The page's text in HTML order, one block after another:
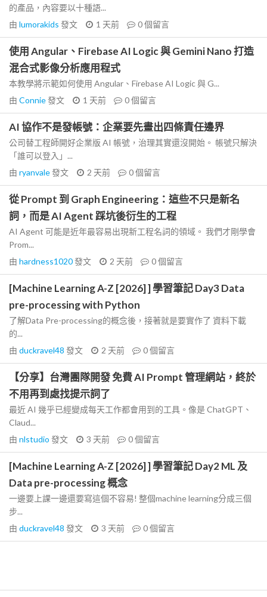
的產品，內容要以十種語...
由 lumorakids 發文 1 天前 0個留言
使用 Angular、Firebase AI Logic 與 Gemini Nano 打造
混合式影像分析應用程式
本教學將示範如何使用 Angular、Firebase AI Logic 與 G...
由 Connie發文 1 天前 0個留言
AI 協作不是發帳號：企業要先畫出四條責任邊界
公司替工程師開好企業版 AI 帳號，治理其實還沒開始。 帳號只解決
「誰可以登入」...
由 ryanvale發文 2 天前 0個留言
從 Prompt 到 Graph Engineering：這些不只是新名
詞，而是 AI Agent 踩坑後衍生的工程
AI Agent 可能是近年最容易出現新工程名詞的領域。 我們才剛學會
Prom...
由 hardness1020發文 2 天前 0個留言
[Machine Learning A-Z [2026] ] 學習筆記 Day3 Data
pre-processing with Python
了解Data Pre-processing的概念後，接著就是要實作了 資料下載
的...
由 duckravel48 發文 2 天前 0個留言
【分享】台灣團隊開發 免費 AI Prompt 管理網站，終於
不用再到處找提示詞了
最近 AI 幾乎已經變成每天工作都會用到的工具。像是 ChatGPT、
Claud...
由 nlstudio 發文 3 天前 0個留言
[Machine Learning A-Z [2026] ] 學習筆記 Day2 ML 及
Data pre-processing 概念
一邊要上課一邊還要寫這個不容易! 整個machine learning分成三個
步...
由 duckravel48 發文 3 天前 0個留言